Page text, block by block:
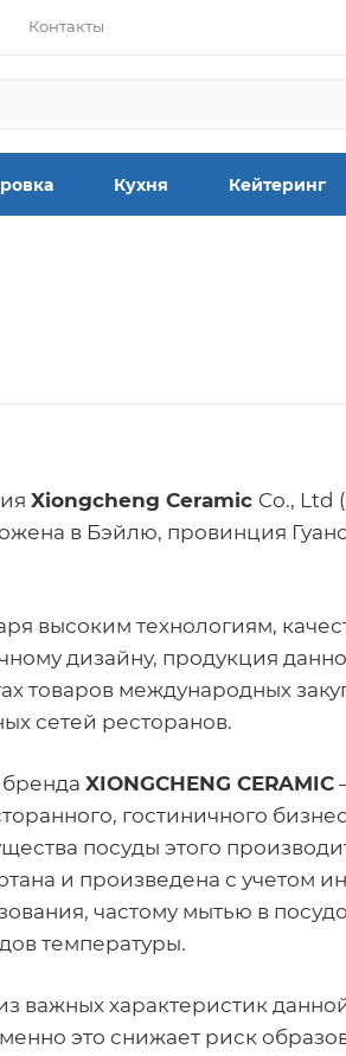
Контакты
Кухня Кейтеринг
Xiongcheng Ceramic Co., Ltd
в Бэйлю, провинция
высоким технологиям,
дизайну, продукция
товаров международных
сетей ресторанов.
XIONGCHENG CERAMIC
гостиничного
посуды этого
и произведена с учетом
частому мытью в
температуры.
важных характеристик
это снижает риск